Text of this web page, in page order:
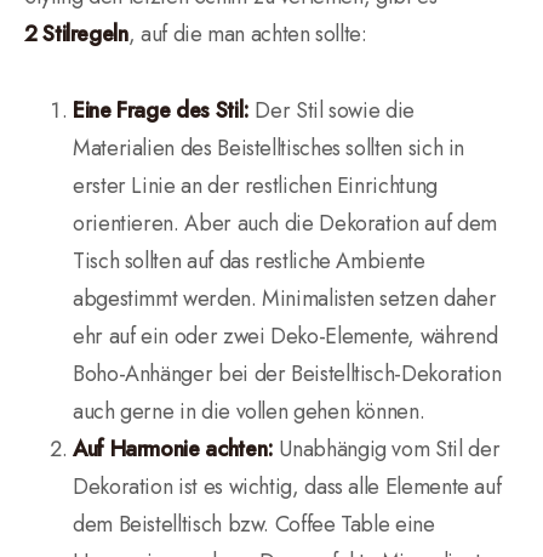
2 Stilregeln, auf die man achten sollte:
Eine Frage des Stil: Der Stil sowie die
Materialien des Beistelltisches sollten sich in
erster Linie an der restlichen Einrichtung
orientieren. Aber auch die Dekoration auf dem
Tisch sollten auf das restliche Ambiente
abgestimmt werden. Minimalisten setzen daher
ehr auf ein oder zwei Deko-Elemente, während
Boho-Anhänger bei der Beistelltisch-Dekoration
auch gerne in die vollen gehen können.
Auf Harmonie achten: Unabhängig vom Stil der
Dekoration ist es wichtig, dass alle Elemente auf
dem Beistelltisch bzw. Coffee Table eine